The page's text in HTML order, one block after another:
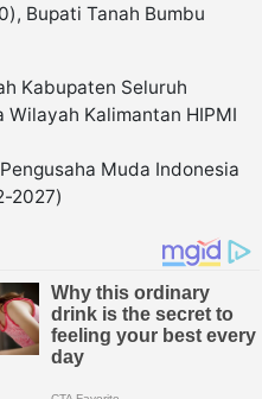
Bupati Tanah Bumbu
Kabupaten Seluruh
Wilayah Kalimantan HIPMI
Muda Indonesia
2027)